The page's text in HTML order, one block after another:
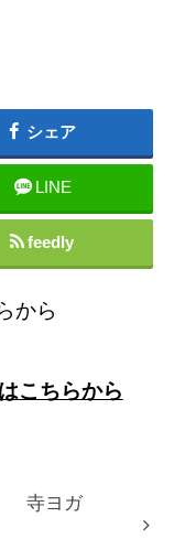
シェア
LINE
feedly
から
こちらから
寺ヨガ